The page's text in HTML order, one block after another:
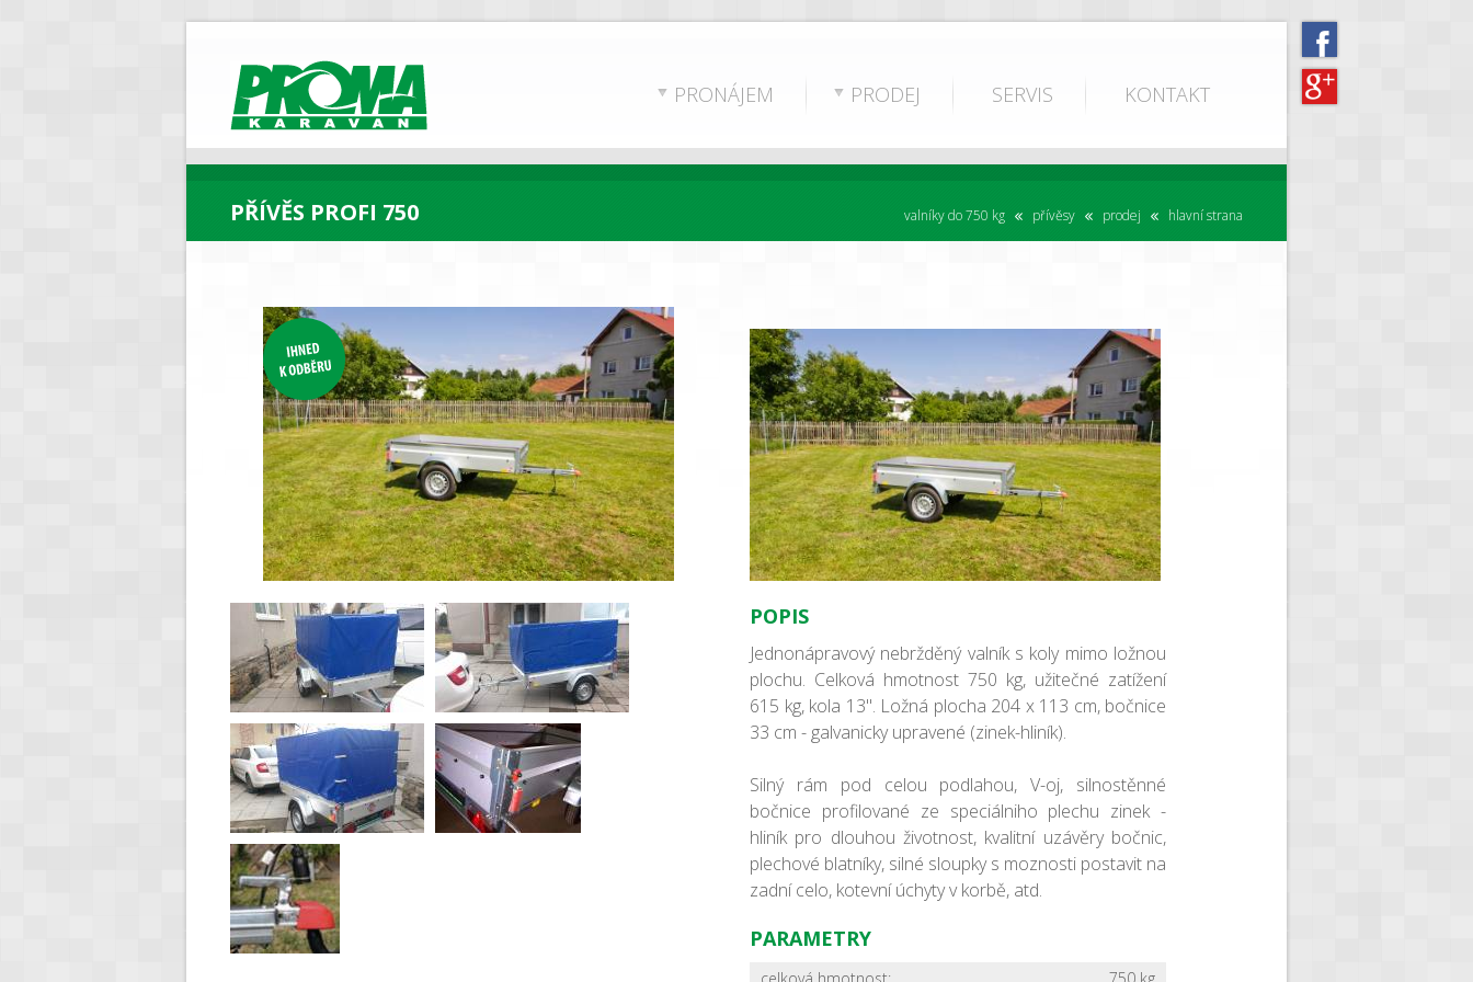
PROMA
Karavan
PRONÁJEM PRODEJ SERVIS KONTAKT
PŘÍVĚS PROFI 750 hlavní strana
prodej
přívěsy
valníky do 750 kg
POPIS
Jednonápravový nebržděný valník s koly mimo ložnou
plochu. Celková hmotnost 750 kg, užitečné zatížení
615 kg, kola 13". Ložná plocha 204 x 113 cm, bočnice
33 cm - galvanicky upravené (zinek-hliník).
Silný rám pod celou podlahou, V-oj, silnostěnné
bočnice profilované ze speciálniho plechu zinek -
hliník pro dlouhou životnost, kvalitní uzávěry bočnic,
plechové blatníky, silné sloupky s moznosti postavit na
zadní celo, kotevní úchyty v korbě, atd.
PARAMETRY